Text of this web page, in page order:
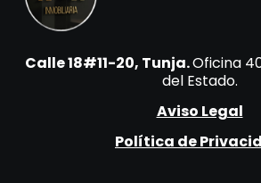
Calle 18#11-20, Tunja.Oficina
del Estado.
Aviso Legal
Política de